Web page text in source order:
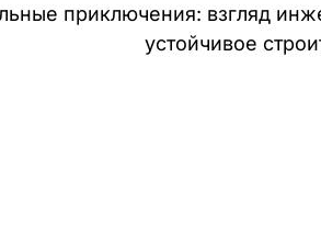
приключения: взгляд
устойчивое